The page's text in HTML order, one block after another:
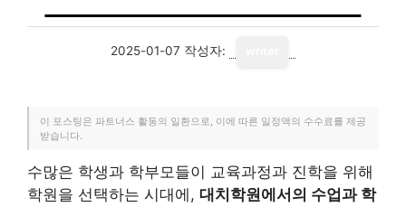
2025-01-07 작성자:
이 포스팅은 파트너스 활동의 일환으로, 이에 따른 일정액의 수수료를 제공
받습니다.
수많은 학생과 학부모들이 교육과정과 진학을 위해
학원을 선택하는 시대에, 대치학원에서의 수업과 학